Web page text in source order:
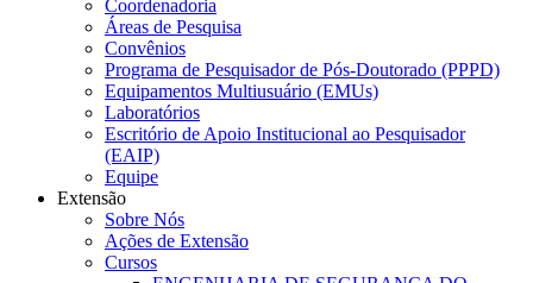
Coordenadoria
Áreas de Pesquisa
Convênios
Programa de Pesquisador de Pós-Doutorado (PPPD)
Equipamentos Multiusuário (EMUs)
Laboratórios
Escritório de Apoio Institucional ao Pesquisador
(EAIP)
Equipe
Extensão
Sobre Nós
Ações de Extensão
Cursos